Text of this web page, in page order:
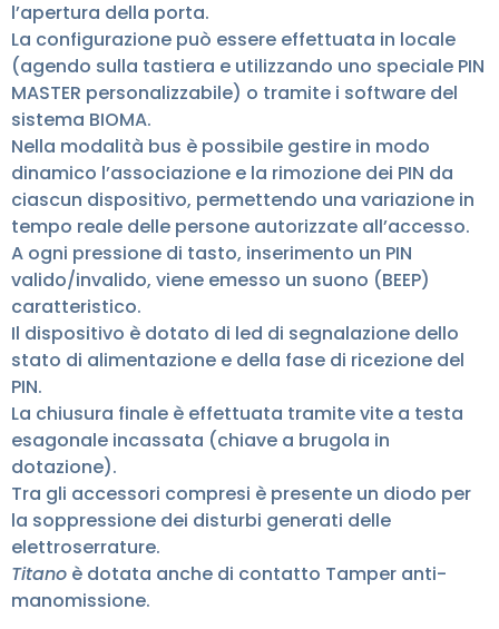
l’apertura della porta.
La configurazione può essere effettuata in locale
(agendo sulla tastiera e utilizzando uno speciale PIN
MASTER personalizzabile) o tramite i software del
sistema BIOMA.
Nella modalità bus è possibile gestire in modo
dinamico l’associazione e la rimozione dei PIN da
ciascun dispositivo, permettendo una variazione in
tempo reale delle persone autorizzate all’accesso.
A ogni pressione di tasto, inserimento un PIN
valido/invalido, viene emesso un suono (BEEP)
caratteristico.
Il dispositivo è dotato di led di segnalazione dello
stato di alimentazione e della fase di ricezione del
PIN.
La chiusura finale è effettuata tramite vite a testa
esagonale incassata (chiave a brugola in
dotazione).
Tra gli accessori compresi è presente un diodo per
la soppressione dei disturbi generati delle
elettroserrature.
Titano è dotata anche di contatto Tamper anti-
manomissione.